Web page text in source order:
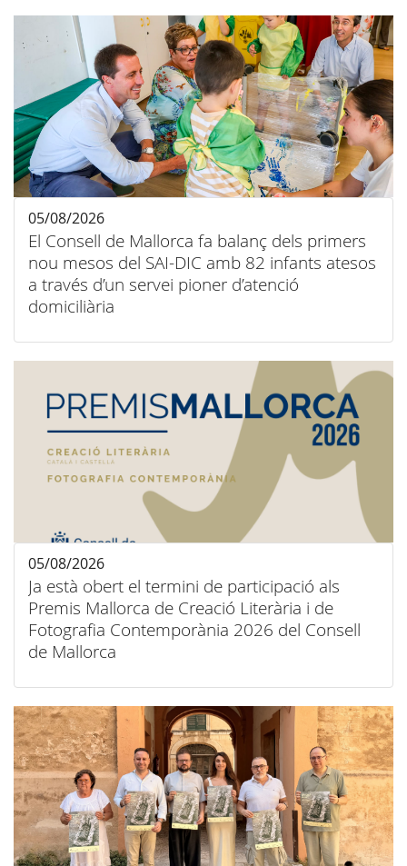
El Consell de Mallorca fa balanç dels primers
nou mesos del SAI-DIC amb 82 infants atesos
a través d’un servei pioner d’atenció
domiciliària
05/08/2026
Ja està obert el termini de participació als
Premis Mallorca de Creació Literària i de
Fotografia Contemporània 2026 del Consell
de Mallorca
05/08/2026